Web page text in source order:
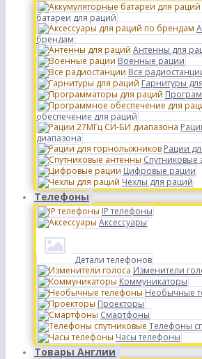
батареи для раций
брендам
Антенны для
Военные рации
Все
Гарнитуры
обеспечение для раций
диапазона
Рации
Спутниковые
Цифровые рации
Чехлы для раций
Телефоны
IP телефоны
Аксессуары
Детали телефонов
Изменители
Коммуникаторы
Необычные
Проекторы
Смартфоны
Телефоны
Часы телефоны
Товары Англии